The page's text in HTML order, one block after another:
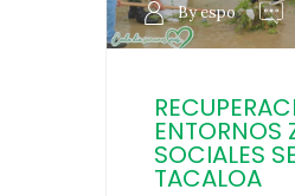
By espo
ENTORNOS
SOCIALES
TACALOA